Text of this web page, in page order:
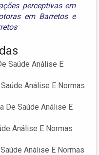
perceptivas em
em Barretose
Saúde Análise E
Análise E Normas
De Saúde Análise E
Análise E Normas
Análise E Normas